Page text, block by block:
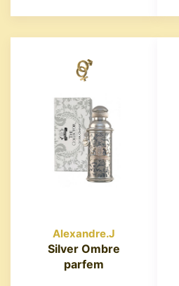
Alexandre.J
Silver Ombre
parfem